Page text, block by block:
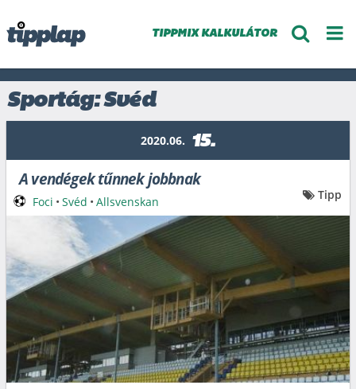
TIPPMIX KALKULÁTOR
Sportág: Svéd
2020.06. 15.
A vendégek tűnnek jobbnak
Foci • Svéd • Allsvenskan Tipp